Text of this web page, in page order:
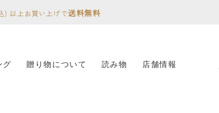
) 以上お買い上げで送料無料
グ 贈り物について 読み物 店舗情報